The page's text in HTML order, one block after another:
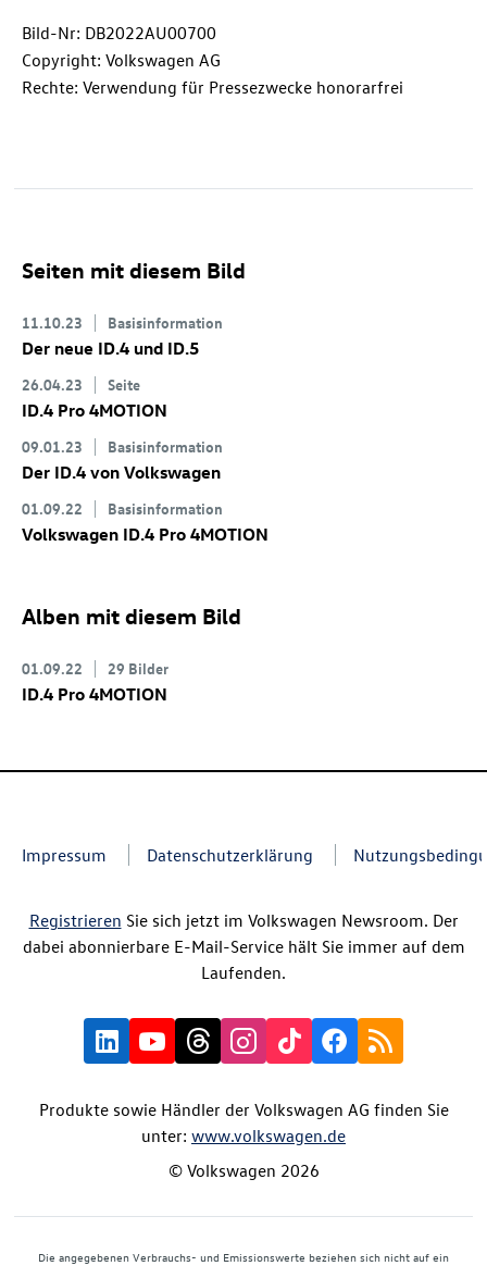
Bild-Nr: DB2022AU00700
Copyright: Volkswagen AG
Rechte: Verwendung für Pressezwecke honorarfrei
Seiten mit diesem Bild
11.10.23 Basisinformation
Der neue ID.4 und ID.5
26.04.23 Seite
ID.4 Pro 4MOTION
09.01.23 Basisinformation
Der ID.4 von Volkswagen
01.09.22 Basisinformation
Volkswagen ID.4 Pro 4MOTION
Alben mit diesem Bild
01.09.22 29 Bilder
ID.4 Pro 4MOTION
Impressum Datenschutzerklärung
Registrieren Sie sich jetzt im Volkswagen Newsroom. Der
dabei abonnierbare E-Mail-Service hält Sie immer auf dem
Laufenden.
Produkte sowie Händler der Volkswagen AG finden Sie
unter: www.volkswagen.de
© Volkswagen 2026
Die angegebenen Verbrauchs- und Emissionswerte beziehen sich nicht auf ein